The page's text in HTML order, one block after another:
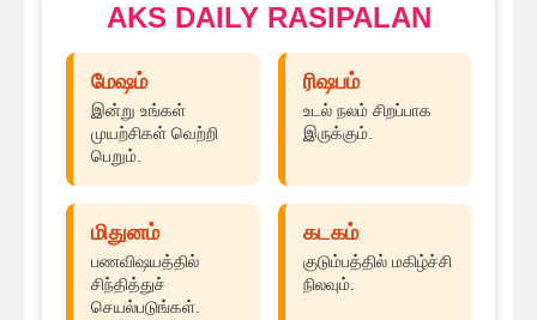
AKS DAILY RASIPALAN
மேஷம்
இன்று உங்கள்
முயற்சிகள் வெற்றி
பெறும்.
ரிஷபம்
உடல் நலம் சிறப்பாக
இருக்கும்.
மிதுனம்
பணவிஷயத்தில்
சிந்தித்துச்
செயல்படுங்கள்.
கடகம்
குடும்பத்தில் மகிழ்ச்சி
நிலவும்.